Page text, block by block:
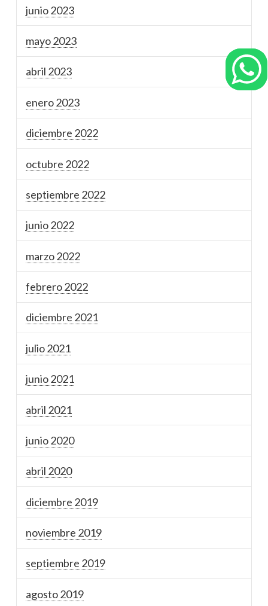
junio 2023
mayo 2023
abril 2023
enero 2023
diciembre 2022
octubre 2022
septiembre 2022
junio 2022
marzo 2022
febrero 2022
diciembre 2021
julio 2021
junio 2021
abril 2021
junio 2020
abril 2020
diciembre 2019
noviembre 2019
septiembre 2019
agosto 2019